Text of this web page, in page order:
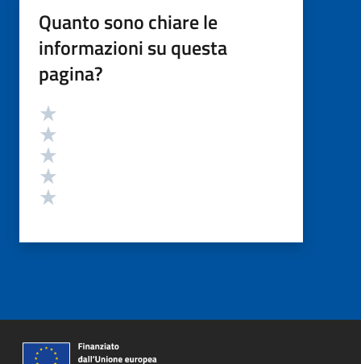
Quanto sono chiare le
informazioni su questa
pagina?
Valutazione